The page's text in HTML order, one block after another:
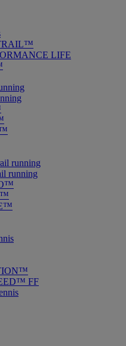
LIFE
running
running
FF